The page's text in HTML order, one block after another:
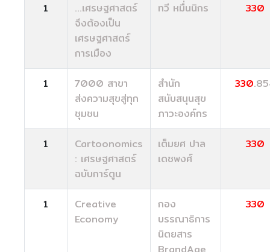
1
...เศรษฐศาสตร์
จึงต้องเป็น
เศรษฐศาสตร์
การเมือง
ทวี หมื่นนิกร 330
1
7000 สาขา
ส่งความสุขสู่ทุก
ชุมชน
สำนัก
สนับสนุนสุข
ภาวะองค์กร
330
1
Cartoonomics
: เศรษฐศาสตร์
ฉบับการ์ตูน
เต็มยศ ปาล
เดชพงศ์
330
1
Creative
Economy
กอง
บรรณาธิการ
นิตยสาร
330